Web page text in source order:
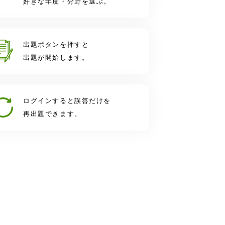
出題ボタンを押すと
出題が開始します。
ログインすると誤答だけを
再出題できます。